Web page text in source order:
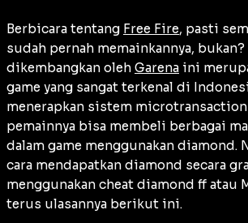
Berbicara tentang Free Fire, pasti
sudah pernah memainkannya, bukan?
dikembangkan oleh Garena ini
game yang sangat terkenal di
menerapkan sistem
pemainnya bisa membeli berbagai
dalam game menggunakan diamond.
cara mendapatkan diamond secara
menggunakan cheat diamond ff atau
terus ulasannya berikut ini.